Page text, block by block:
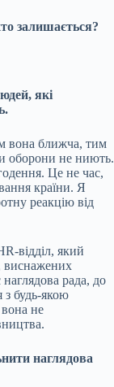
залишається?
які
вона ближча, тим
оборони не ниють.
Це не час,
країни. Я
реакцію від
відділ, який
виснажених
наглядова рада, до
з будь-якою
не
наглядова